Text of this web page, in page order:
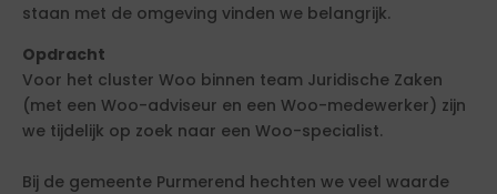
staan met de omgeving vinden we belangrijk.
Opdracht
Voor het cluster Woo binnen team Juridische Zaken
(met een Woo-adviseur en een Woo-medewerker) zijn
we tijdelijk op zoek naar een Woo-specialist.
Bij de gemeente Purmerend hechten we veel waarde